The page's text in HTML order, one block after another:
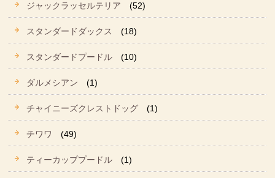
ジャックラッセルテリア (52)
スタンダードダックス (18)
スタンダードプードル (10)
ダルメシアン (1)
チャイニーズクレストドッグ (1)
チワワ (49)
ティーカッププードル (1)